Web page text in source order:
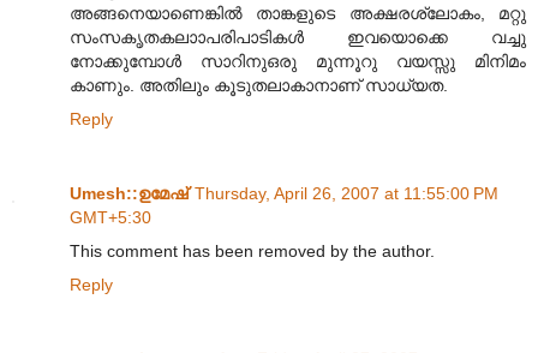
അങ്ങനെയാണെങ്കില്‍ താങ്കളുടെ അക്ഷരശ്ലോകം, മറ്റു
സംസകൃതകലാ‍ാപരിപാടികള്‍ ഇവയൊക്കെ വച്ചു
നോക്കുമ്പോള്‍ സാറിനുഒരു മുന്നൂറു വയസ്സു മിനിമം
കാണും. അതിലും കൂടുതലാകാനാണ് സാധ്യത.
Reply
Umesh::ഉമേഷ് Thursday, April 26, 2007 at 11:55:00 PM
GMT+5:30
This comment has been removed by the author.
Reply